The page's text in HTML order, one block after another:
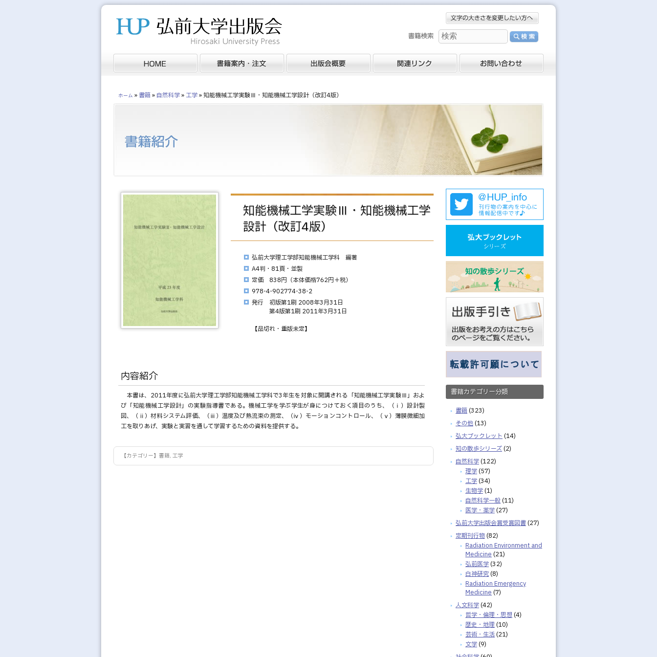
ホーム » 書籍» 自然科学» 工学»知能機械工学実験Ⅲ・知能機械工学設計（改訂4版）
知能機械工学実験Ⅲ・知能機械工学
設計（改訂4版）
弘前大学理工学部知能機械工学科 編著
A4判・81頁・並製
定価 838円（本体価格762円＋税）
978-4-902774-38-2
発行 初版第1刷 2008年3月31日
第4版第1刷 2011年3月31日
【品切れ・重版未定】
内容紹介
本書は、2011年度に弘前大学理工学部知能機械工学科で3年生を対象に開講される「知能機械工学実験Ⅲ」およ
び「知能機械工学設計」の実験指導書である。機械工学を学ぶ学生が身につけておく項目のうち、（ⅰ）設計製
図、（ⅱ）材料システム評価、（ⅲ）温度及び熱流束の測定、（ⅳ）モーションコントロール、（ⅴ）薄膜微細加
工を取りあげ、実験と実習を通して学習するための資料を提供する。
【カテゴリー】 書籍, 工学
書籍カテゴリー分類
書籍 (323)
その他 (13)
弘大ブックレット (14)
知の散歩シリーズ (2)
自然科学 (122)
理学 (57)
工学 (34)
生物学 (1)
自然科学一般 (11)
医学・薬学 (27)
弘前大学出版会賞受賞図書 (27)
定期刊行物 (82)
Radiation Environment and
Medicine (21)
弘前医学 (32)
白神研究 (8)
Radiation Emergency
Medicine (7)
人文科学 (42)
哲学・倫理・思想 (4)
歴史・地理 (10)
芸術・生活 (21)
文学 (9)